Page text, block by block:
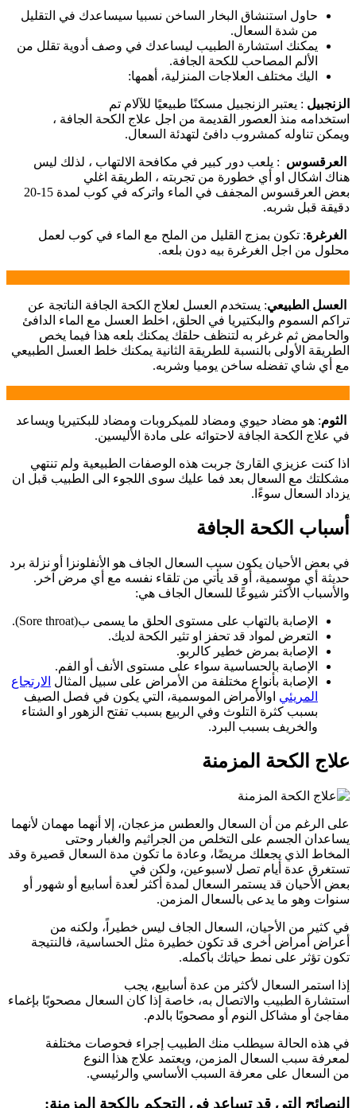
حاول استنشاق البخار الساخن نسبيا سيساعدك في التقليل
من شدة السعال.
يمكنك استشارة الطبيب ليساعدك في وصف أدوية تقلل من
الألم المصاحب للكحة الجافة.
اليك مختلف العلاجات المنزلية، أهمها:
الزنجبيل : يعتبر الزنجبيل مسكنًا طبيعيًا للآلام تم
استخدامه منذ العصور القديمة من اجل علاج الكحة الجافة ،
ويمكن تناوله كمشروب دافئ لتهدئة السعال.
العرقسوس : يلعب دور كبير في مكافحة الالتهاب ، لذلك ليس
هناك اشكال او أي خطورة من تجربته ، الطريقة اغلي
بعض العرقسوس المجفف في الماء واتركه في كوب لمدة 15-20
دقيقة قبل شربه.
الغرغرة: تكون بمزج القليل من الملح مع الماء في كوب لعمل
محلول من اجل الغرغرة بيه دون بلعه.
العسل الطبيعي: يستخدم العسل لعلاج الكحة الجافة الناتجة عن
تراكم السموم والبكتيريا في الحلق، اخلط العسل مع الماء الدافئ
والحامض ثم غرغر به لتنظف حلقك يمكنك بلعه هذا فيما يخص
الطريقة الأولى بالنسبة للطريقة الثانية يمكنك خلط العسل الطبيعي
مع أي شاي تفضله ساخن يوميا وشربه.
الثوم: هو مضاد حيوي ومضاد للميكروبات ومضاد للبكتيريا ويساعد
في علاج الكحة الجافة لاحتوائه على مادة الأليسين.
اذا كنت عزيزي القارئ جربت هذه الوصفات الطبيعية ولم تنتهي
مشكلتك مع السعال بعد فما عليك سوى اللجوء الى الطبيب قبل ان
يزداد السعال سوءًا.
أسباب الكحة الجافة
في بعض الأحيان يكون سبب السعال الجاف هو الأنفلونزا أو نزلة برد
حديثة أي موسمية، أو قد يأتي من تلقاء نفسه مع أي مرض آخر.
والأسباب الأكثر شيوعًا للسعال الجاف هي:
الإصابة بالتهاب على مستوى الحلق ما يسمى ب(Sore throat).
التعرض لمواد قد تحفز او تثير الكحة لديك.
الإصابة بمرض خطير كالربو.
الإصابة بالحساسية سواء على مستوى الأنف أو الفم.
الإصابة بأنواع مختلفة من الأمراض على سبيل المثال الارتجاع
المريئي اوالأمراض الموسمية، التي يكون في فصل الصيف
بسبب كثرة التلوث وفي الربيع بسبب تفتح الزهور او الشتاء
والخريف بسبب البرد.
علاج الكحة المزمنة
على الرغم من أن السعال والعطس مزعجان، إلا أنهما مهمان لأنهما
يساعدان الجسم على التخلص من الجراثيم والغبار وحتى
المخاط الذي يجعلك مريضًا، وعادة ما تكون مدة السعال قصيرة وقد
تستغرق عدة أيام تصل لاسبوعين، ولكن في
بعض الأحيان قد يستمر السعال لمدة أكثر لعدة أسابيع أو شهور أو
سنوات وهو ما يدعى بالسعال المزمن.
في كثير من الأحيان، السعال الجاف ليس خطيراً، ولكنه من
أعراض أمراض أخرى قد تكون خطيرة مثل الحساسية، فالنتيجة
تكون تؤثر على نمط حياتك بأكمله.
إذا استمر السعال لأكثر من عدة أسابيع، يجب
استشارة الطبيب والاتصال به، خاصة إذا كان السعال مصحوبًا بإغماء
مفاجئ أو مشاكل النوم أو مصحوبًا بالدم.
في هذه الحالة سيطلب منك الطبيب إجراء فحوصات مختلفة
لمعرفة سبب السعال المزمن، ويعتمد علاج هذا النوع
من السعال على معرفة السبب الأساسي والرئيسي.
النصائح التي قد تساعد في التحكم بالكحة المزمنة: